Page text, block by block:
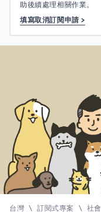
助後續處理相關作業。
填寫取消訂閱申請 >
台灣 \ 訂閱式專案 \ 社會